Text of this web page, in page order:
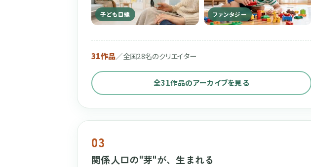
子ども目線 ファンタジー
31作品／全国28名のクリエイター
全31作品のアーカイブを見る
03
関係人口の"芽"が、生まれる